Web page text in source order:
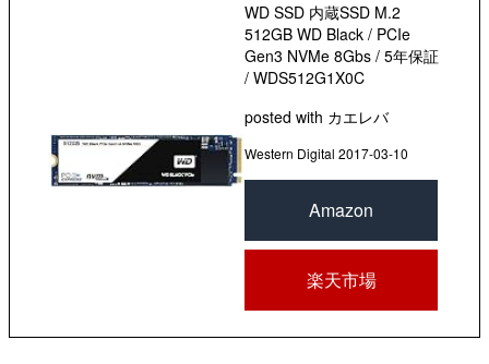
WD SSD 内蔵SSD M.2
512GB WD Black / PCIe
Gen3 NVMe 8Gbs / 5年保証
/ WDS512G1X0C
posted with カエレバ
Western Digital 2017-03-10
Amazon
楽天市場